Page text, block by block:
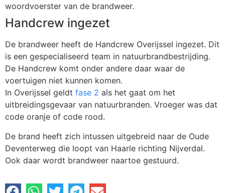
woordvoerster van de brandweer.
Handcrew ingezet
De brandweer heeft de Handcrew Overijssel ingezet. Dit
is een gespecialiseerd team in natuurbrandbestrijding.
De Handcrew komt onder andere daar waar de
voertuigen niet kunnen komen.
In Overijssel geldt fase 2 als het gaat om het
uitbreidingsgevaar van natuurbranden. Vroeger was dat
code oranje of code rood.
De brand heeft zich intussen uitgebreid naar de Oude
Deventerweg die loopt van Haarle richting Nijverdal.
Ook daar wordt brandweer naartoe gestuurd.